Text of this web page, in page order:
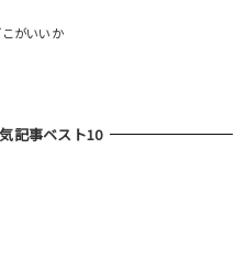
がいいか
記事ベスト10